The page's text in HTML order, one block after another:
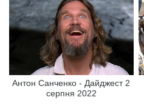
Антон Санченко - Дайджест 2
серпня 2022